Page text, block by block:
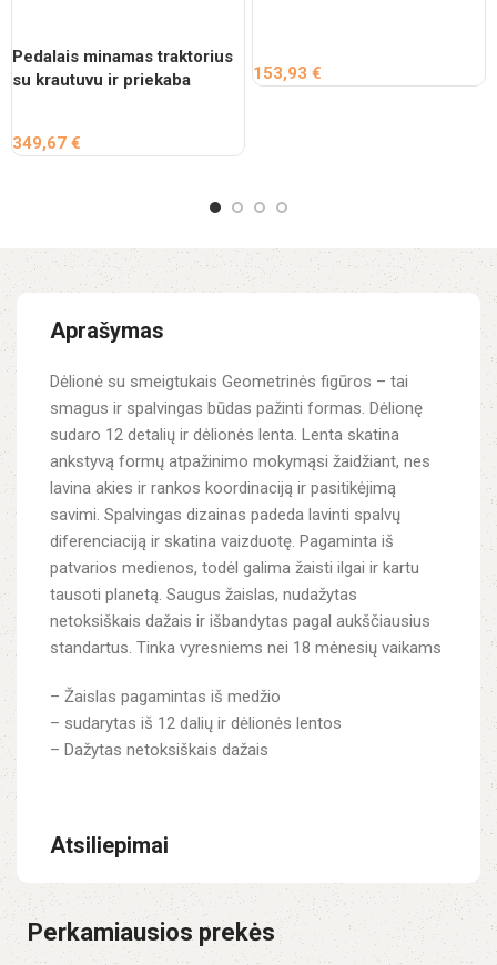
Pedalais minamas traktorius
su krautuvu ir priekaba
349,67€
153,93 €
Aprašymas
Dėlionė su smeigtukais Geometrinės figūros – tai
smagus ir spalvingas būdas pažinti formas. Dėlionę
sudaro 12 detalių ir dėlionės lenta. Lenta skatina
ankstyvą formų atpažinimo mokymąsi žaidžiant, nes
lavina akies ir rankos koordinaciją ir pasitikėjimą
savimi. Spalvingas dizainas padeda lavinti spalvų
diferenciaciją ir skatina vaizduotę. Pagaminta iš
patvarios medienos, todėl galima žaisti ilgai ir kartu
tausoti planetą. Saugus žaislas, nudažytas
netoksiškais dažais ir išbandytas pagal aukščiausius
standartus. Tinka vyresniems nei 18 mėnesių vaikams
– Žaislas pagamintas iš medžio
– sudarytas iš 12 dalių ir dėlionės lentos
– Dažytas netoksiškais dažais
Atsiliepimai
Perkamiausios prekės